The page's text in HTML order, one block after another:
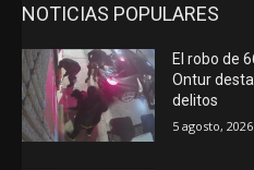
NOTICIAS POPULARES
El robo de
Ontur
delitos
5 agosto, 2026